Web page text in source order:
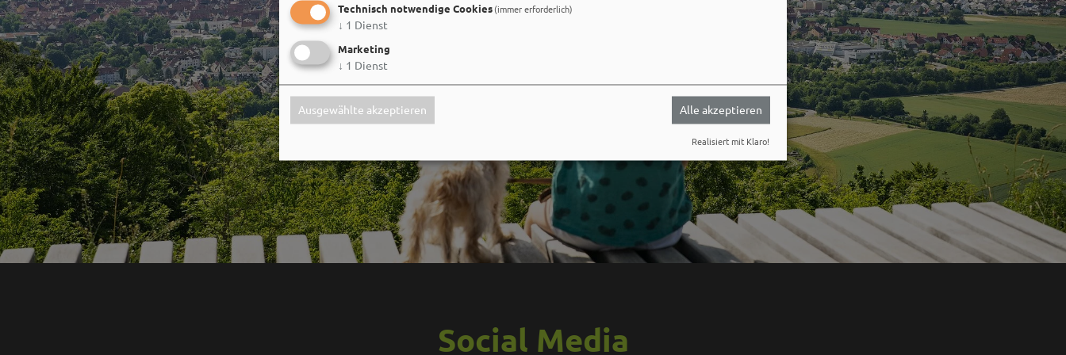
Social Media
Technisch notwendige Cookies(immer erforderlich)
↓ 1 Dienst
Marketing
↓ 1 Dienst
Ausgewählte akzeptieren Alle akzeptieren
Realisiert mit Klaro!